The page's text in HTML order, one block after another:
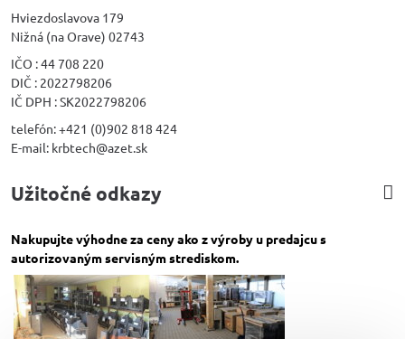
Hviezdoslavova 179
Nižná (na Orave) 02743
IČO : 44 708 220
DIČ : 2022798206
IČ DPH : SK2022798206
telefón: +421 (0)902 818 424
E-mail: krbtech@azet.sk
Užitočné odkazy
Nakupujte výhodne za ceny ako z výroby u predajcu s
autorizovaným servisným strediskom.